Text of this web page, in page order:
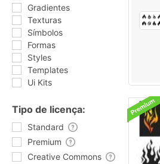
Gradientes
Texturas
Símbolos
Formas
Styles
Templates
Ui Kits
Tipo de licença:
Standard
Premium
Creative Commons